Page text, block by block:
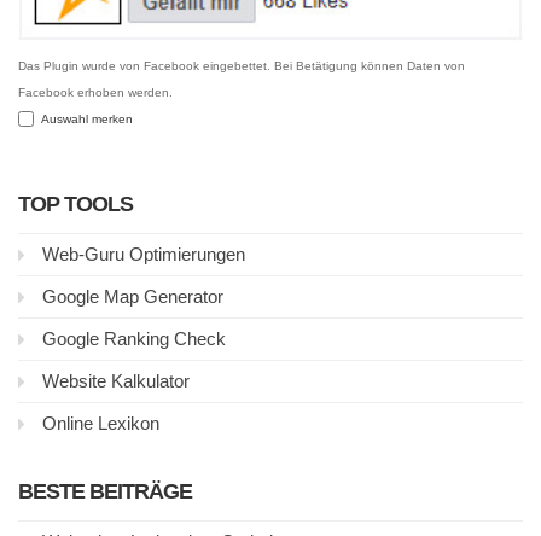
Das Plugin wurde von Facebook eingebettet. Bei Betätigung können Daten von
Facebook erhoben werden.
Auswahl merken
TOP TOOLS
Web-Guru Optimierungen
Google Map Generator
Google Ranking Check
Website Kalkulator
Online Lexikon
BESTE BEITRÄGE